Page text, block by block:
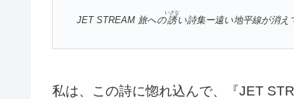
JET STREAM 旅への誘
いざな
い詩集ー遠い地平線が消
私は、この詩に惚れ込んで、『JET